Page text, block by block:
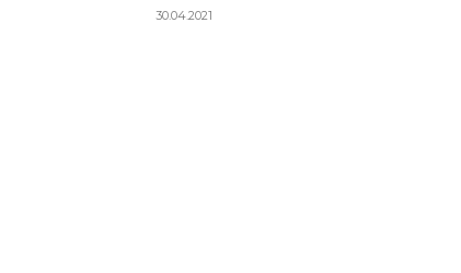
30.04.2021